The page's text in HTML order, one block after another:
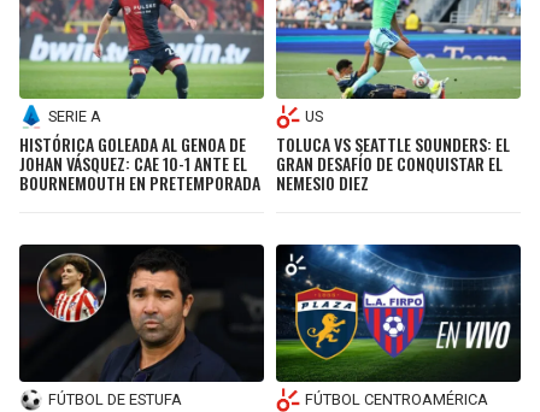
SERIE A
HISTÓRICA GOLEADA AL GENOA DE
JOHAN VÁSQUEZ: CAE 10-1 ANTE EL
BOURNEMOUTH EN PRETEMPORADA
US
TOLUCA VS SEATTLE SOUNDERS: EL
GRAN DESAFÍO DE CONQUISTAR EL
NEMESIO DIEZ
FÚTBOL DE ESTUFA FÚTBOL CENTROAMÉRICA